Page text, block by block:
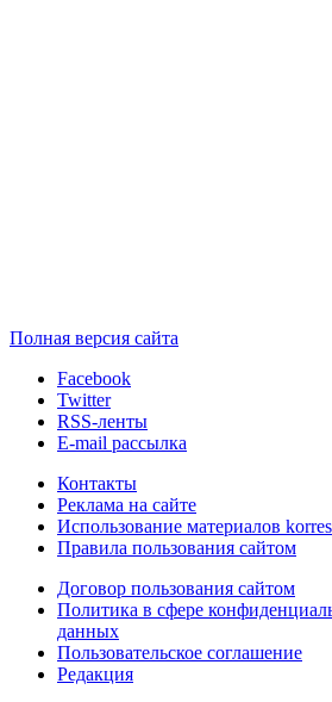
Полная версия сайта
Facebook
Twitter
RSS-ленты
E-mail рассылка
Контакты
Реклама на сайте
Использование материалов
Правила пользования сайтом
Договор пользования сайтом
Политика в сфере
данных
Пользовательское соглашение
Редакция